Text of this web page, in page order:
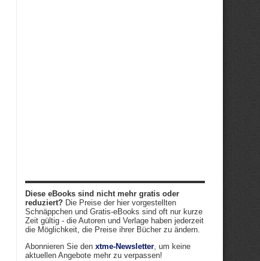
Diese eBooks sind nicht mehr gratis oder
reduziert? Die Preise der hier vorgestellten
Schnäppchen und Gratis-eBooks sind oft nur kurze
Zeit gültig - die Autoren und Verlage haben jederzeit
die Möglichkeit, die Preise ihrer Bücher zu ändern.
Abonnieren Sie den xtme-Newsletter, um keine
aktuellen Angebote mehr zu verpassen!